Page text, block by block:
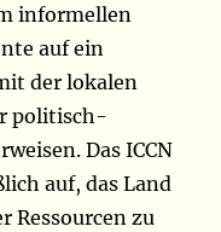
informellen
auf ein
der lokalen
politisch-
Das ICCN
auf, das Land
Ressourcen zu